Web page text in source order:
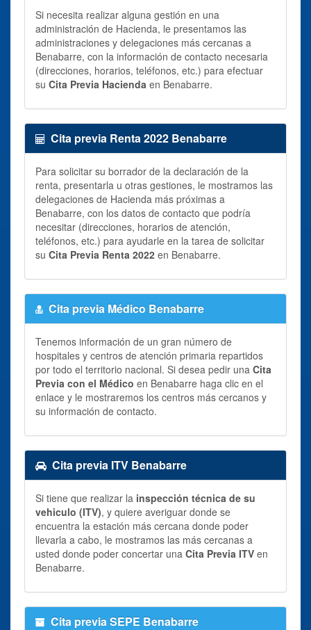
Si necesita realizar alguna gestión en una
administración de Hacienda, le presentamos las
administraciones y delegaciones más cercanas a
Benabarre, con la información de contacto necesaria
(direcciones, horarios, teléfonos, etc.) para efectuar
su Cita Previa Hacienda en Benabarre.
Cita previa Renta 2022 Benabarre
Para solicitar su borrador de la declaración de la
renta, presentarla u otras gestiones, le mostramos las
delegaciones de Hacienda más próximas a
Benabarre, con los datos de contacto que podría
necesitar (direcciones, horarios de atención,
teléfonos, etc.) para ayudarle en la tarea de solicitar
su Cita Previa Renta 2022 en Benabarre.
Cita previa Médico Benabarre
Tenemos información de un gran número de
hospitales y centros de atención primaria repartidos
por todo el territorio nacional. Si desea pedir una Cita
Previa con el Médico en Benabarre haga clic en el
enlace y le mostraremos los centros más cercanos y
su información de contacto.
Cita previa ITV Benabarre
Si tiene que realizar la inspección técnica de su
vehiculo (ITV), y quiere averiguar donde se
encuentra la estación más cercana donde poder
llevarla a cabo, le mostramos las más cercanas a
usted donde poder concertar una Cita Previa ITV en
Benabarre.
Cita previa SEPE Benabarre